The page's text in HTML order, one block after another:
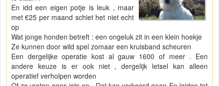
En idd een eigen potje is leuk , maar
met €25 per maand schiet het niet echt
op
Wat jonge honden betreft : een ongeluk zit in een klein hoekje
Ze kunnen door wild spel zomaar een kruisband scheuren
Een dergelijke operatie kost al gauw 1600 of meer . Een
andere keuze is er ook niet , dergelijk letsel kan alleen
operatief verholpen worden